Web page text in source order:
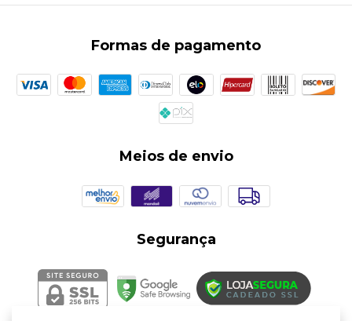
Formas de pagamento
Meios de envio
Segurança